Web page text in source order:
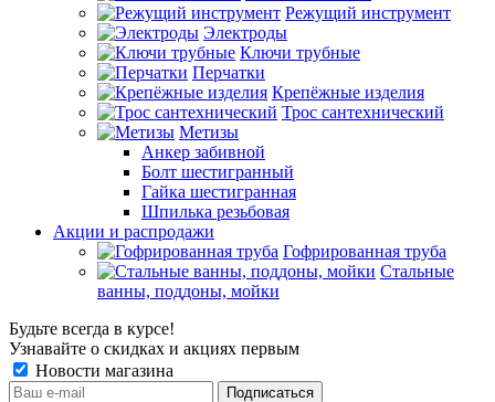
Режущий инструмент
Электроды
Ключи трубные
Перчатки
Крепёжные изделия
Трос сантехнический
Метизы
Анкер забивной
Болт шестигранный
Гайка шестигранная
Шпилька резьбовая
Акции и распродажи
Гофрированная труба
Стальные
ванны, поддоны, мойки
Будьте всегда в курсе!
Узнавайте о скидках и акциях первым
Новости магазина